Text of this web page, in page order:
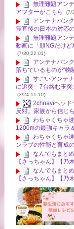
無理難題アン
アフターがこちら
(7/
アンテナバン
震直後の日本の対応
無理難題アン
動画に「顔NGだけ
(7/30 22:01)
アンテナバン
落ちているものが“物
すごいアンテ
に追突 7台絡む玉突
(3/24 11:10)
2chnaviヘッド
反対。家族から信じ
わちゃくちゃ
1200mの最強キャラ
わちゃくちゃ
ンラブの性能と育成
なんでもまと
【さっちゃん】【乃
なんでもまと
【さっちゃん】【乃